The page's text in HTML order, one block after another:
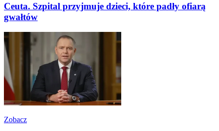
Ceuta. Szpital przyjmuje dzieci, które padły ofiarą
gwałtów
Zobacz